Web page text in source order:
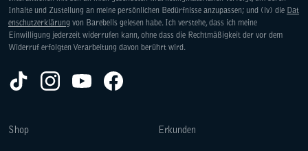
Shop Erkunden
Inhalte und Zustellung an meine persönlichen Bedürfnisse anzupassen; und (iv) die Dat
enschutzerklärung von Barebells gelesen habe. Ich verstehe, dass ich meine
Einwilligung jederzeit widerrufen kann, ohne dass die Rechtmäßigkeit der vor dem
Widerruf erfolgten Verarbeitung davon berührt wird.
TikTok(Opens in a new tab)
Instagram(Opens in a new tab)
YouTube(Opens in a new tab)
Facebook(Opens in a new tab)